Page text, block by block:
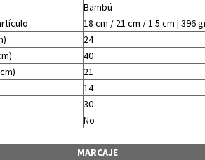
Bambú
18 cm / 21 cm / 1.5 cm | 396
24
40
21
14
30
No
MARCAJE